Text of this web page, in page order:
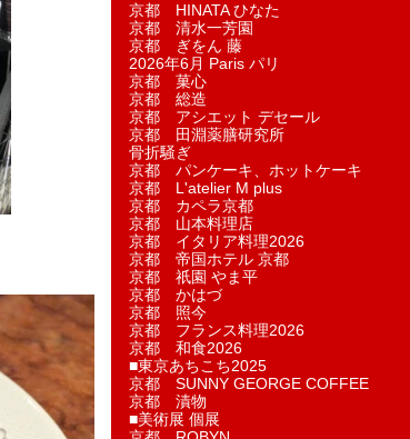
京都 HINATA ひなた
京都 清水一芳園
京都 ぎをん 藤
2026年6月 Paris パリ
京都 菓​心
京都 総造
京都 アシエット デセール
京都 田淵薬膳研究所
骨折騒ぎ
京都 パンケーキ、ホットケーキ
京都 L'atelier M plus
京都 カペラ京都
京都 山本料理店
京都 イタリア料理2026
京都 帝国ホテル 京都
京都 祇園 やま平
京都 かはづ
京都 照今
京都 フランス料理2026
京都 和食2026
■東京あちこち2025
京都 SUNNY GEORGE COFFEE
京都 漬物
■美術展 個展